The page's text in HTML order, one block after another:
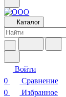
Каталог
Войти
0
Сравнение
0
Избранное